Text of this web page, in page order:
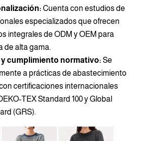
Cuenta con estudios de
especializados que ofrecen
integrales de ODM y OEM para
de alta gama.
cumplimiento normativo: Se
a prácticas de abastecimiento
certificaciones internacionales
TEX Standard 100 y Global
(GRS).